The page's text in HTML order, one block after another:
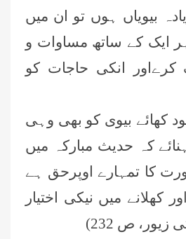
بیویاں ہوں تو ان میں
ایک کے ساتھ مساوات و
کرےاور انکی حاجات کو
کھائے بیوی کو بھی وہی
کہ حدیث مبارکہ میں
کا تمہارے اوپرحق ہے
کھلانے میں نیکی اختیار
ص 232)